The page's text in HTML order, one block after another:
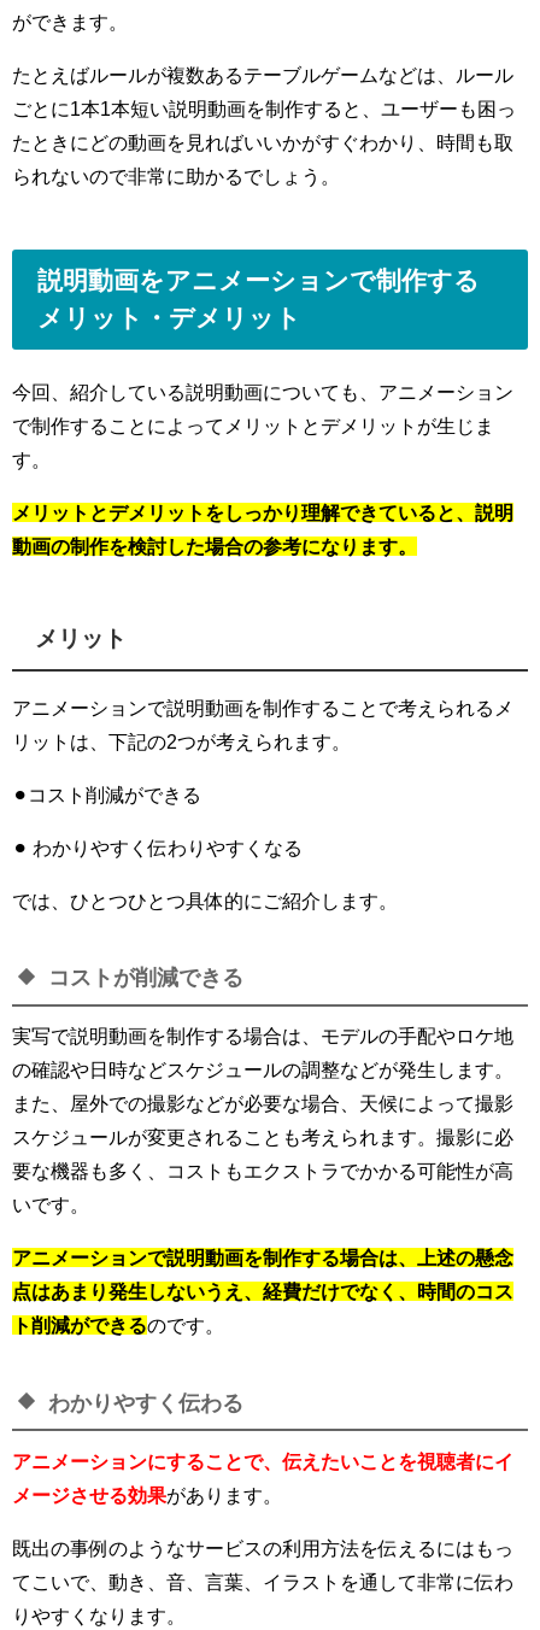
ができます。
たとえばルールが複数あるテーブルゲームなどは、ルール
ごとに1本1本短い説明動画を制作すると、ユーザーも困っ
たときにどの動画を見ればいいかがすぐわかり、時間も取
られないので非常に助かるでしょう。
説明動画をアニメーションで制作する
メリット・デメリット
今回、紹介している説明動画についても、アニメーション
で制作することによってメリットとデメリットが生じま
す。
メリットとデメリットをしっかり理解できていると、説明
動画の制作を検討した場合の参考になります。
メリット
アニメーションで説明動画を制作することで考えられるメ
リットは、下記の2つが考えられます。
⚫︎コスト削減ができる
⚫︎ わかりやすく伝わりやすくなる
では、ひとつひとつ具体的にご紹介します。
コストが削減できる
実写で説明動画を制作する場合は、モデルの手配やロケ地
の確認や日時などスケジュールの調整などが発生します。
また、屋外での撮影などが必要な場合、天候によって撮影
スケジュールが変更されることも考えられます。撮影に必
要な機器も多く、コストもエクストラでかかる可能性が高
いです。
アニメーションで説明動画を制作する場合は、上述の懸念
点はあまり発生しないうえ、経費だけでなく、時間のコス
ト削減ができるのです。
わかりやすく伝わる
アニメーションにすることで、伝えたいことを視聴者にイ
メージさせる効果があります。
既出の事例のようなサービスの利用方法を伝えるにはもっ
てこいで、動き、音、言葉、イラストを通して非常に伝わ
りやすくなります。